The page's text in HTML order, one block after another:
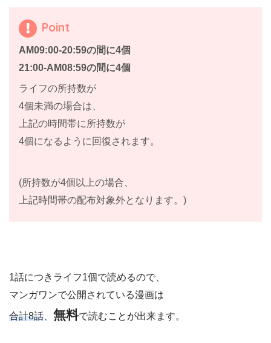
Point
AM09:00-20:59の間に4個
21:00-AM08:59の間に4個
ライフの所持数が
4個未満の場合は、
上記の時間帯に所持数が
4個になるように回復されます。
(所持数が4個以上の場合、
上記時間帯の配布対象外となります。)
1話につきライフ1個で読めるので、
マンガワンで公開されている漫画は
合計8話 無料で読むことが出来ます。